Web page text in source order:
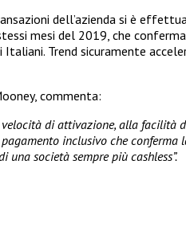
dell’azienda si è
mesi del 2019, che
Trend sicuramente
commenta:
di attivazione, alla facilità
inclusivo che conferma
società sempre più cashless”.